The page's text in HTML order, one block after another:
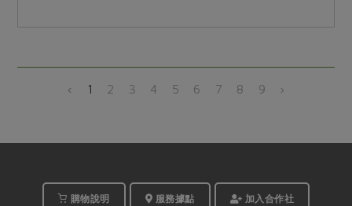
‹ 1 2 3 4 5 6 7 8 9 ›
購物說明 服務據點 加入合作社